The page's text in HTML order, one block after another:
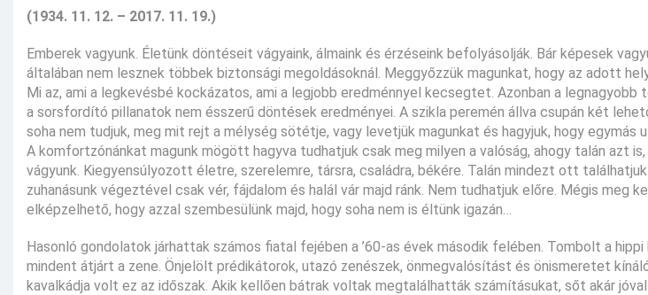
(1934. 11. 12. – 2017. 11. 19.)
Emberek vagyunk. Életünk döntéseit vágyaink, álmaink és érzéseink befolyásolják. Bár képesek
általában nem lesznek többek biztonsági megoldásoknál. Meggyőzzük magunkat, hogy az adott
Mi az, ami a legkevésbé kockázatos, ami a legjobb eredménnyel kecsegtet. Azonban a
a sorsfordító pillanatok nem ésszerű döntések eredményei. A szikla peremén állva csupán két
soha nem tudjuk, meg mit rejt a mélység sötétje, vagy levetjük magunkat és hagyjuk, hogy egymás
A komfortzónánkat magunk mögött hagyva tudhatjuk csak meg milyen a valóság, ahogy talán azt is,
vágyunk. Kiegyensúlyozott életre, szerelemre, társra, családra, békére. Talán mindezt ott
zuhanásunk végeztével csak vér, fájdalom és halál vár majd ránk. Nem tudhatjuk előre. Mégis meg
elképzelhető, hogy azzal szembesülünk majd, hogy soha nem is éltünk igazán…
Hasonló gondolatok járhattak számos fiatal fejében a ’60-as évek második felében. Tombolt a
mindent átjárt a zene. Önjelölt prédikátorok, utazó zenészek, önmegvalósítást és önismeretet
kavalkádja volt ez az időszak. Akik kellően bátrak voltak megtalálhatták számításukat, sőt akár